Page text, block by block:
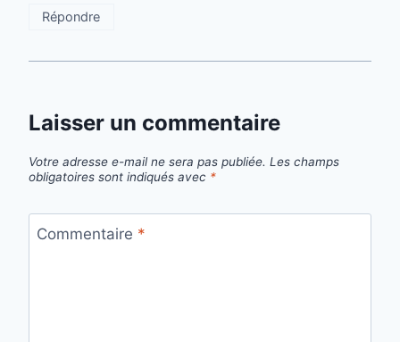
Répondre
Laisser un commentaire
Votre adresse e-mail ne sera pas publiée. Les champs
obligatoires sont indiqués avec *
Commentaire *